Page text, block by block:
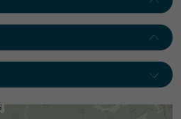
Leaflet|Wikimedia